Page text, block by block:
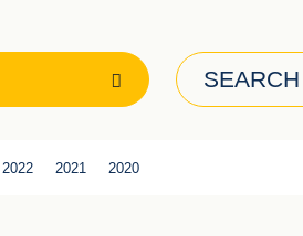
2022 2021 2020